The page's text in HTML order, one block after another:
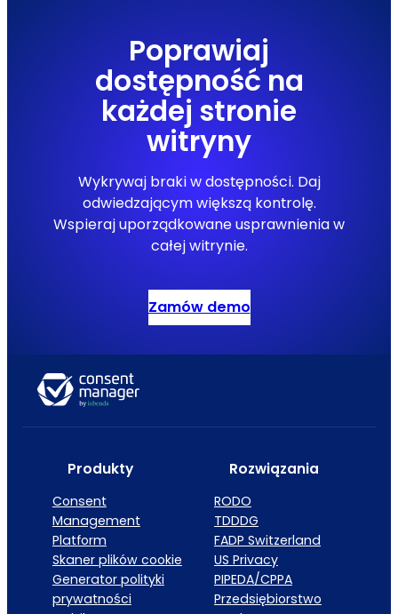
Poprawiaj
dostępność na
każdej stronie
witryny
Wykrywaj braki w dostępności. Daj
odwiedzającym większą kontrolę.
Wspieraj uporządkowane usprawnienia w
całej witrynie.
Zamów demo
Produkty
Consent
Management
Platform
Skaner plików cookie
Generator polityki
prywatności
Rozwiązania
RODO
TDDDG
FADP Switzerland
US Privacy
PIPEDA/CPPA
Przedsiębiorstwo